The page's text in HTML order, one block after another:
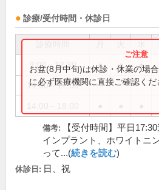
診療/受付時間・休診日
9:00～12:30 ● ● ●
14:00～17:00
お盆(8月中旬)は休診・休業の場
に必ず医療機関に直接ご確認くだ
備考:
【受付時間】平日
インプラント、ホワイトニ
って...(続きを読む)
休診日: 日、祝